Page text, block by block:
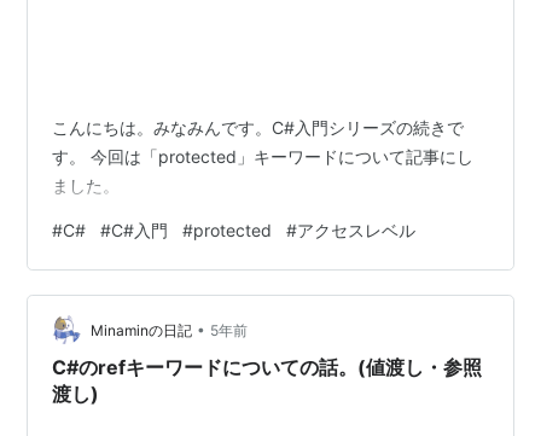
こんにちは。みなみんです。C#入門シリーズの続きで
す。 今回は「protected」キーワードについて記事にし
ました。
#C# #C#入門 #protected #アクセスレベル
Minaminの日記 • 5年前
C#のrefキーワードについての話。(値渡し・参照
渡し)